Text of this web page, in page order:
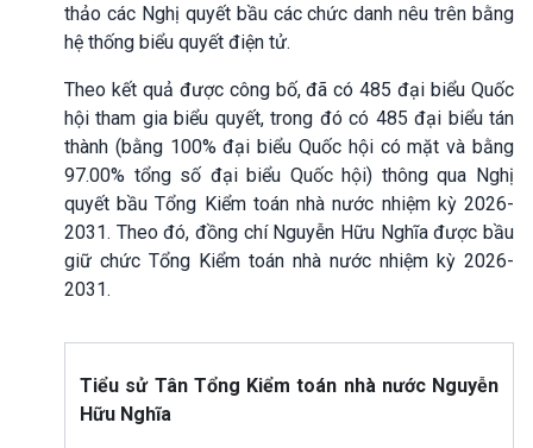
thảo các Nghị quyết bầu các chức danh nêu trên bằng
hệ thống biểu quyết điện tử.
Theo kết quả được công bố, đã có 485 đại biểu Quốc
hội tham gia biểu quyết, trong đó có 485 đại biểu tán
thành (bằng 100% đại biểu Quốc hội có mặt và bằng
97.00% tổng số đại biểu Quốc hội) thông qua Nghị
quyết bầu Tổng Kiểm toán nhà nước nhiệm kỳ 2026-
2031. Theo đó, đồng chí Nguyễn Hữu Nghĩa được bầu
giữ chức Tổng Kiểm toán nhà nước nhiệm kỳ 2026-
2031.
Tiểu sử Tân Tổng Kiểm toán nhà nước Nguyễn
Hữu Nghĩa